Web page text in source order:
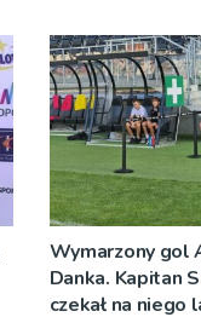
Wymarzony gol
Danka. Kapitan
czekał na niego